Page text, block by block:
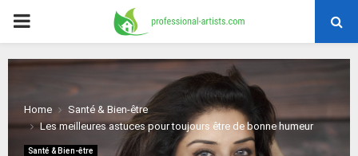
PRIMARY
MENU
Home
Santé & Bien-être
Les meilleures astuces pour toujours être de bonne humeur
Santé & Bien-être